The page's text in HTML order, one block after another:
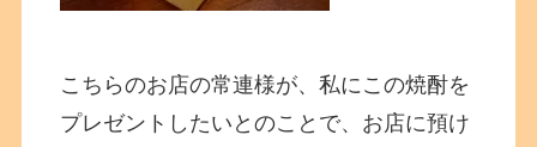
こちらのお店の常連様が、私にこの焼酎を
プレゼントしたいとのことで、お店に預け